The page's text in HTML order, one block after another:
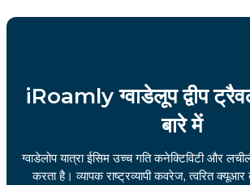
iRoamly ग्वाडेलूप द्वीप
बारे में
ग्वाडेलोप यात्रा ईसिम उच्च गति कनेक्टिविटी और
करता है। व्यापक राष्ट्रव्यापी कवरेज, त्वरित